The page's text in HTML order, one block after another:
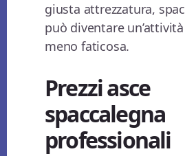
giusta attrezzatura,
può diventare
meno faticosa.
Prezzi asce
spaccalegna
professionali